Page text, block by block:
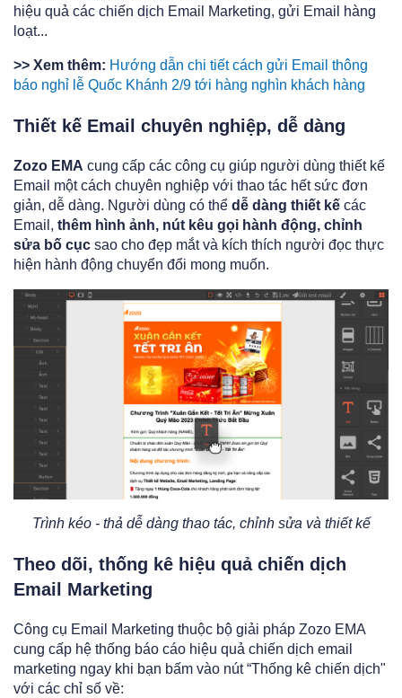
hiệu quả các chiến dịch Email Marketing, gửi Email hàng
loạt...
>> Xem thêm: Hướng dẫn chi tiết cách gửi Email thông
báo nghỉ lễ Quốc Khánh 2/9 tới hàng nghìn khách hàng
Thiết kế Email chuyên nghiệp, dễ dàng
Zozo EMA cung cấp các công cụ giúp người dùng thiết kế
Email một cách chuyên nghiệp với thao tác hết sức đơn
giản, dễ dàng. Người dùng có thể dễ dàng thiết kế các
Email, thêm hình ảnh, nút kêu gọi hành động, chỉnh
sửa bố cục sao cho đẹp mắt và kích thích người đọc thực
hiện hành động chuyển đổi mong muốn.
Trình kéo - thả dễ dàng thao tác, chỉnh sửa và thiết kế
Theo dõi, thống kê hiệu quả chiến dịch
Email Marketing
Công cụ Email Marketing thuộc bộ giải pháp Zozo EMA
cung cấp hệ thống báo cáo hiệu quả chiến dịch email
marketing ngay khi bạn bấm vào nút “Thống kê chiến dịch"
với các chỉ số về: